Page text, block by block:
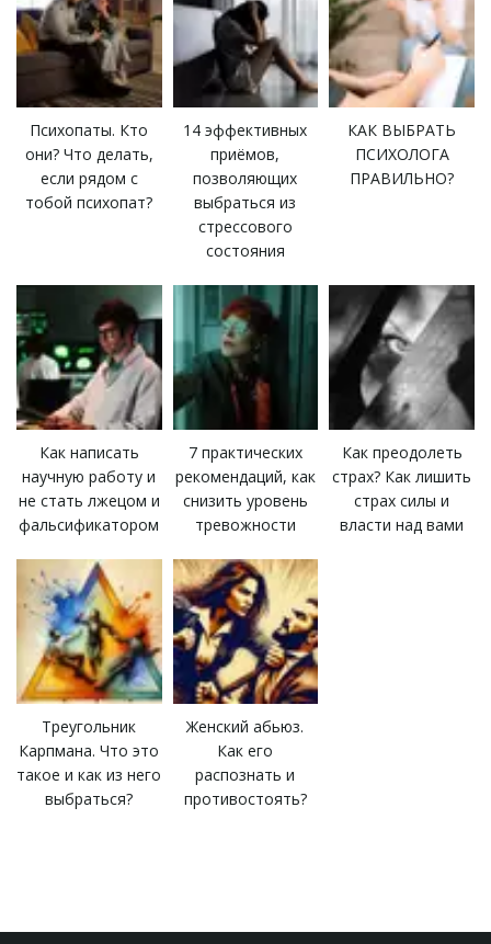
Психопаты. Кто
они? Что делать,
если рядом с
тобой психопат?
14 эффективных
приёмов,
позволяющих
выбраться из
стрессового
состояния
КАК ВЫБРАТЬ
ПСИХОЛОГА
ПРАВИЛЬНО?
Как написать
научную работу и
не стать лжецом и
фальсификатором
7 практических
рекомендаций, как
снизить уровень
тревожности
Как преодолеть
страх? Как лишить
страх силы и
власти над вами
Треугольник
Карпмана. Что это
такое и как из него
выбраться?
Женский абьюз.
Как его
распознать и
противостоять?